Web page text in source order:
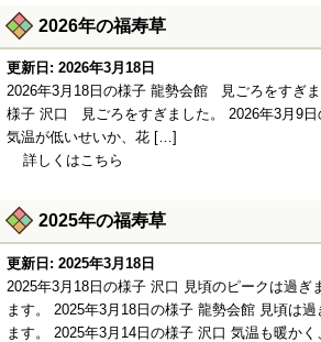
2026年の福寿草
更新日: 2026年3月18日
2026年3月18日の様子 龍勢会館 見ごろをすぎ
様子 沢口 見ごろをすぎました。 2026年3月9
気温が低いせいか、花 […]
詳しくはこちら
2025年の福寿草
更新日: 2025年3月18日
2025年3月18日の様子 沢口 見頃のピークは過ぎ
ます。 2025年3月18日の様子 龍勢会館 見頃は
ます。 2025年3月14日の様子 沢口 気温も暖か